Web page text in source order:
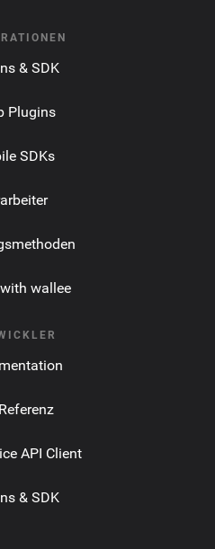
& SDK
Plugins
SDKs
wallee
API Client
& SDK